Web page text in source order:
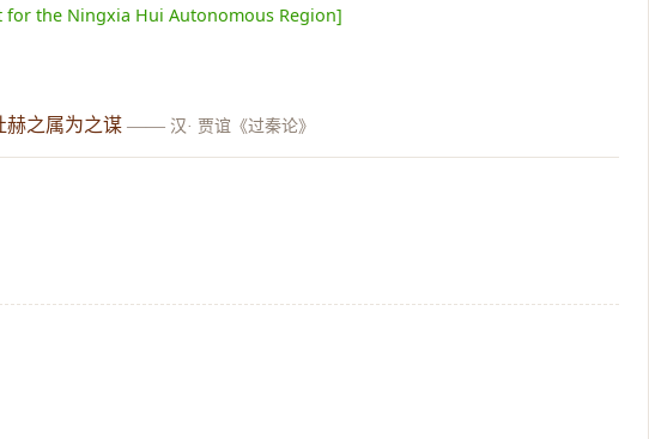
for the Ningxia Hui Autonomous Region]
赫之属为之谋 —— 汉· 贾谊《过秦论》